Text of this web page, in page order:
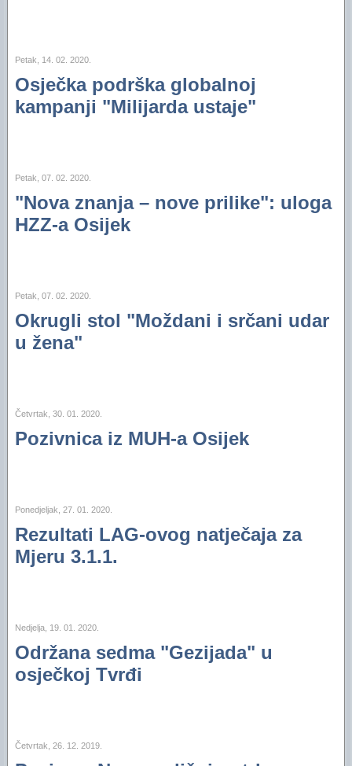
Petak, 14. 02. 2020.
Osječka podrška globalnoj
kampanji "Milijarda ustaje"
Petak, 07. 02. 2020.
"Nova znanja – nove prilike": uloga
HZZ-a Osijek
Petak, 07. 02. 2020.
Okrugli stol "Moždani i srčani udar
u žena"
Četvrtak, 30. 01. 2020.
Pozivnica iz MUH-a Osijek
Ponedjeljak, 27. 01. 2020.
Rezultati LAG-ovog natječaja za
Mjeru 3.1.1.
Nedjelja, 19. 01. 2020.
Održana sedma "Gezijada" u
osječkoj Tvrđi
Četvrtak, 26. 12. 2019.